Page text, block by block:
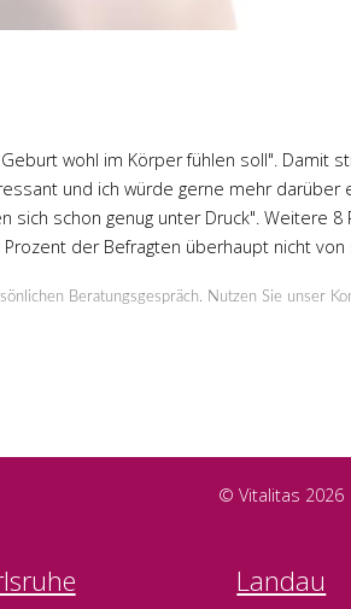
wohl im Körper fühlen soll". Damit
und ich würde gerne mehr
schon genug unter Druck". Weitere
der Befragten überhaupt nicht
Beratungsgespräch. Nutzen Sie unser
© Vitalitas 2026
Landau